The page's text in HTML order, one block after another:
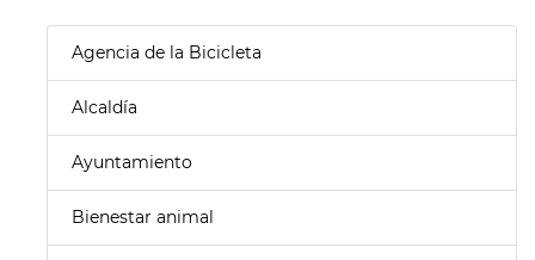
Agencia de la Bicicleta
Alcaldía
Ayuntamiento
Bienestar animal